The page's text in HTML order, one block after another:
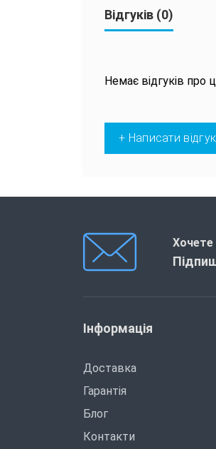
Відгуків (0)
Немає відгуків про
+ Написати відгук
Хочете
Інформація
Доставка
Гарантія
Блог
Контакти